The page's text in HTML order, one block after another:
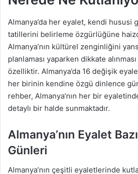
Almanya’da her eyalet, kendi hususi
tatillerini belirleme özgürlüğüne
Almanya’nın kültürel zenginliğini
planlaması yaparken dikkate
özelliktir. Almanya’da 16 değişik
her birinin kendine özgü dinlence
rehber, Almanya’nın her bir
detaylı bir halde sunmaktadır.
Almanya’nın Eyalet
Günleri
Almanya’nın çeşitli eyaletlerinde